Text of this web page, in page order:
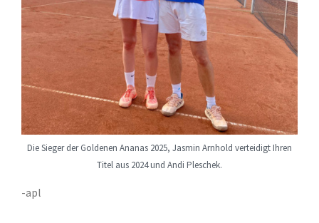
Die Sieger der Goldenen Ananas 2025, Jasmin Arnhold verteidigt Ihren
Titel aus 2024 und Andi Pleschek.
-apl